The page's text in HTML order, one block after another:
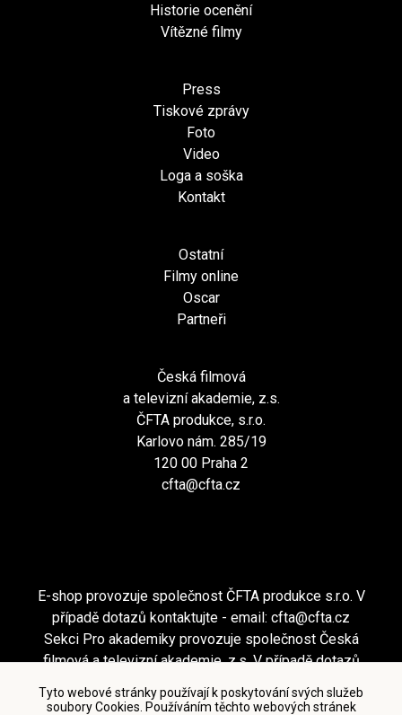
Tyto webové stránky používají k poskytování svých služeb
soubory Cookies. Používáním těchto webových stránek
Historie ocenění
Vítězné filmy
Press
Tiskové zprávy
Foto
Video
Loga a soška
Kontakt
Ostatní
Filmy online
Oscar
Partneři
Česká filmová
a televizní akademie, z.s.
ČFTA produkce, s.r.o.
Karlovo nám. 285/19
120 00 Praha 2
cfta@cfta.cz
E-shop provozuje společnost ČFTA produkce s.r.o. V
případě dotazů kontaktujte - email: cfta@cfta.cz
Sekci Pro akademiky provozuje společnost Česká
filmová a televizní akademie, z.s. V případě dotazů